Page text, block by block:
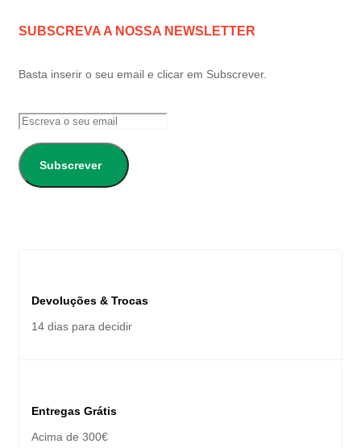
SUBSCREVA A NOSSA NEWSLETTER
Basta inserir o seu email e clicar em Subscrever.
Subscrever
Devoluções & Trocas
14 dias para decidir
Entregas Grátis
Acima de 300€